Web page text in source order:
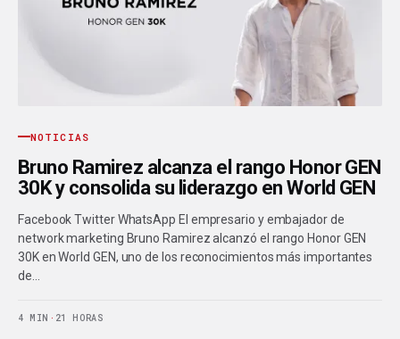
NOTICIAS
Bruno Ramirez alcanza el rango Honor GEN
30K y consolida su liderazgo en World GEN
Facebook Twitter WhatsApp El empresario y embajador de
network marketing Bruno Ramirez alcanzó el rango Honor GEN
30K en World GEN, uno de los reconocimientos más importantes
de…
4 MIN · 21 HORAS